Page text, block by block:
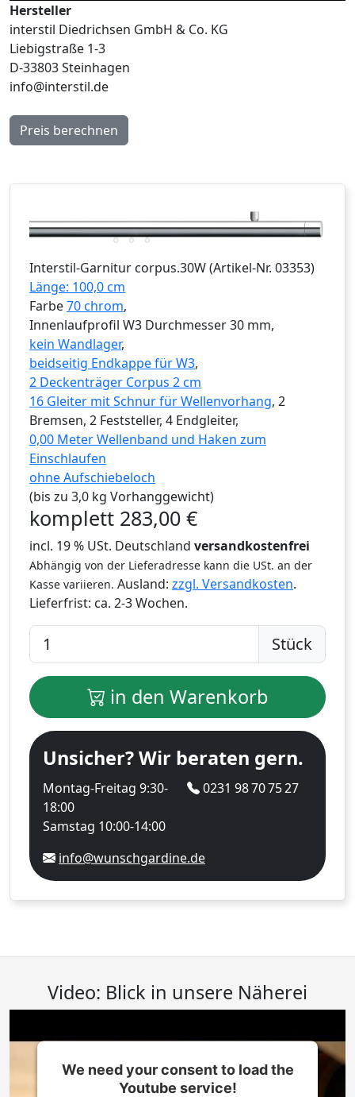
Hersteller
interstil Diedrichsen GmbH & Co. KG
Liebigstraße 1-3
D-33803 Steinhagen
info@interstil.de
Preis berechnen
Interstil-Garnitur corpus.30W(Artikel-Nr. 03353)
Länge: 100,0 cm
Farbe70 chrom,
Innenlaufprofil W3 Durchmesser 30 mm,
kein Wandlager,
beidseitig Endkappe für W3,
2 Deckenträger Corpus 2 cm
16 Gleiter mit Schnur für Wellenvorhang, 2
Bremsen, 2 Feststeller, 4 Endgleiter,
0,00 Meter Wellenband und Haken zum
Einschlaufen
ohne Aufschiebeloch
(bis zu 3,0 kg Vorhanggewicht)
komplett 283,00 €
incl. 19 % USt. Deutschland versandkostenfrei
Abhängig von der Lieferadresse kann die USt. an der
Kasse variieren. Ausland: zzgl. Versandkosten.
Lieferfrist: ca. 2-3 Wochen.
Stück
in den Warenkorb
Unsicher? Wir beraten gern.
Montag-Freitag 9:30-
18:00
Samstag 10:00-14:00
0231 98 70 75 27
info@wunschgardine.de
Video: Blick in unsere Näherei
We need your consent to load the
Youtube service!